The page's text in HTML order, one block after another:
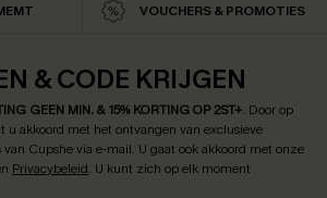
VOUCHERS & PROMOTIES
& CODE KRIJGEN
GEEN MIN. & 15% KORTING OP 2ST+. Door op
u akkoord met het ontvangen van exclusieve
Cupshe via e-mail. U gaat ook akkoord met onze
Privacybeleid. U kunt zich op elk moment